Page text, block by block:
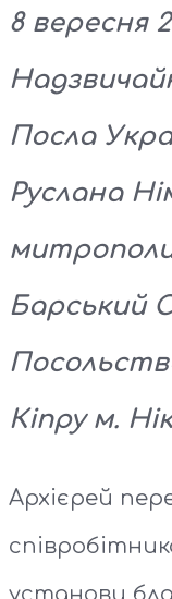
8 вересня
Посла
Руслана
Барський
Кіпру м.
Архієрей